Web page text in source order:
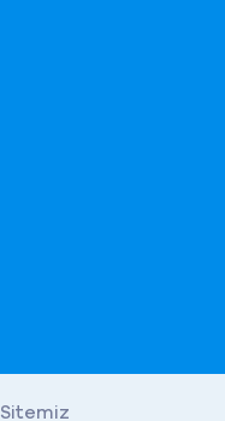
Sitemiz